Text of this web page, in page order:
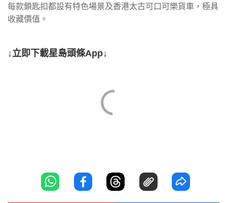
每款鎖匙扣都設有特色場景及香港太古可口可樂貨車，極具
收藏價值。
↓立即下載星島頭條App↓